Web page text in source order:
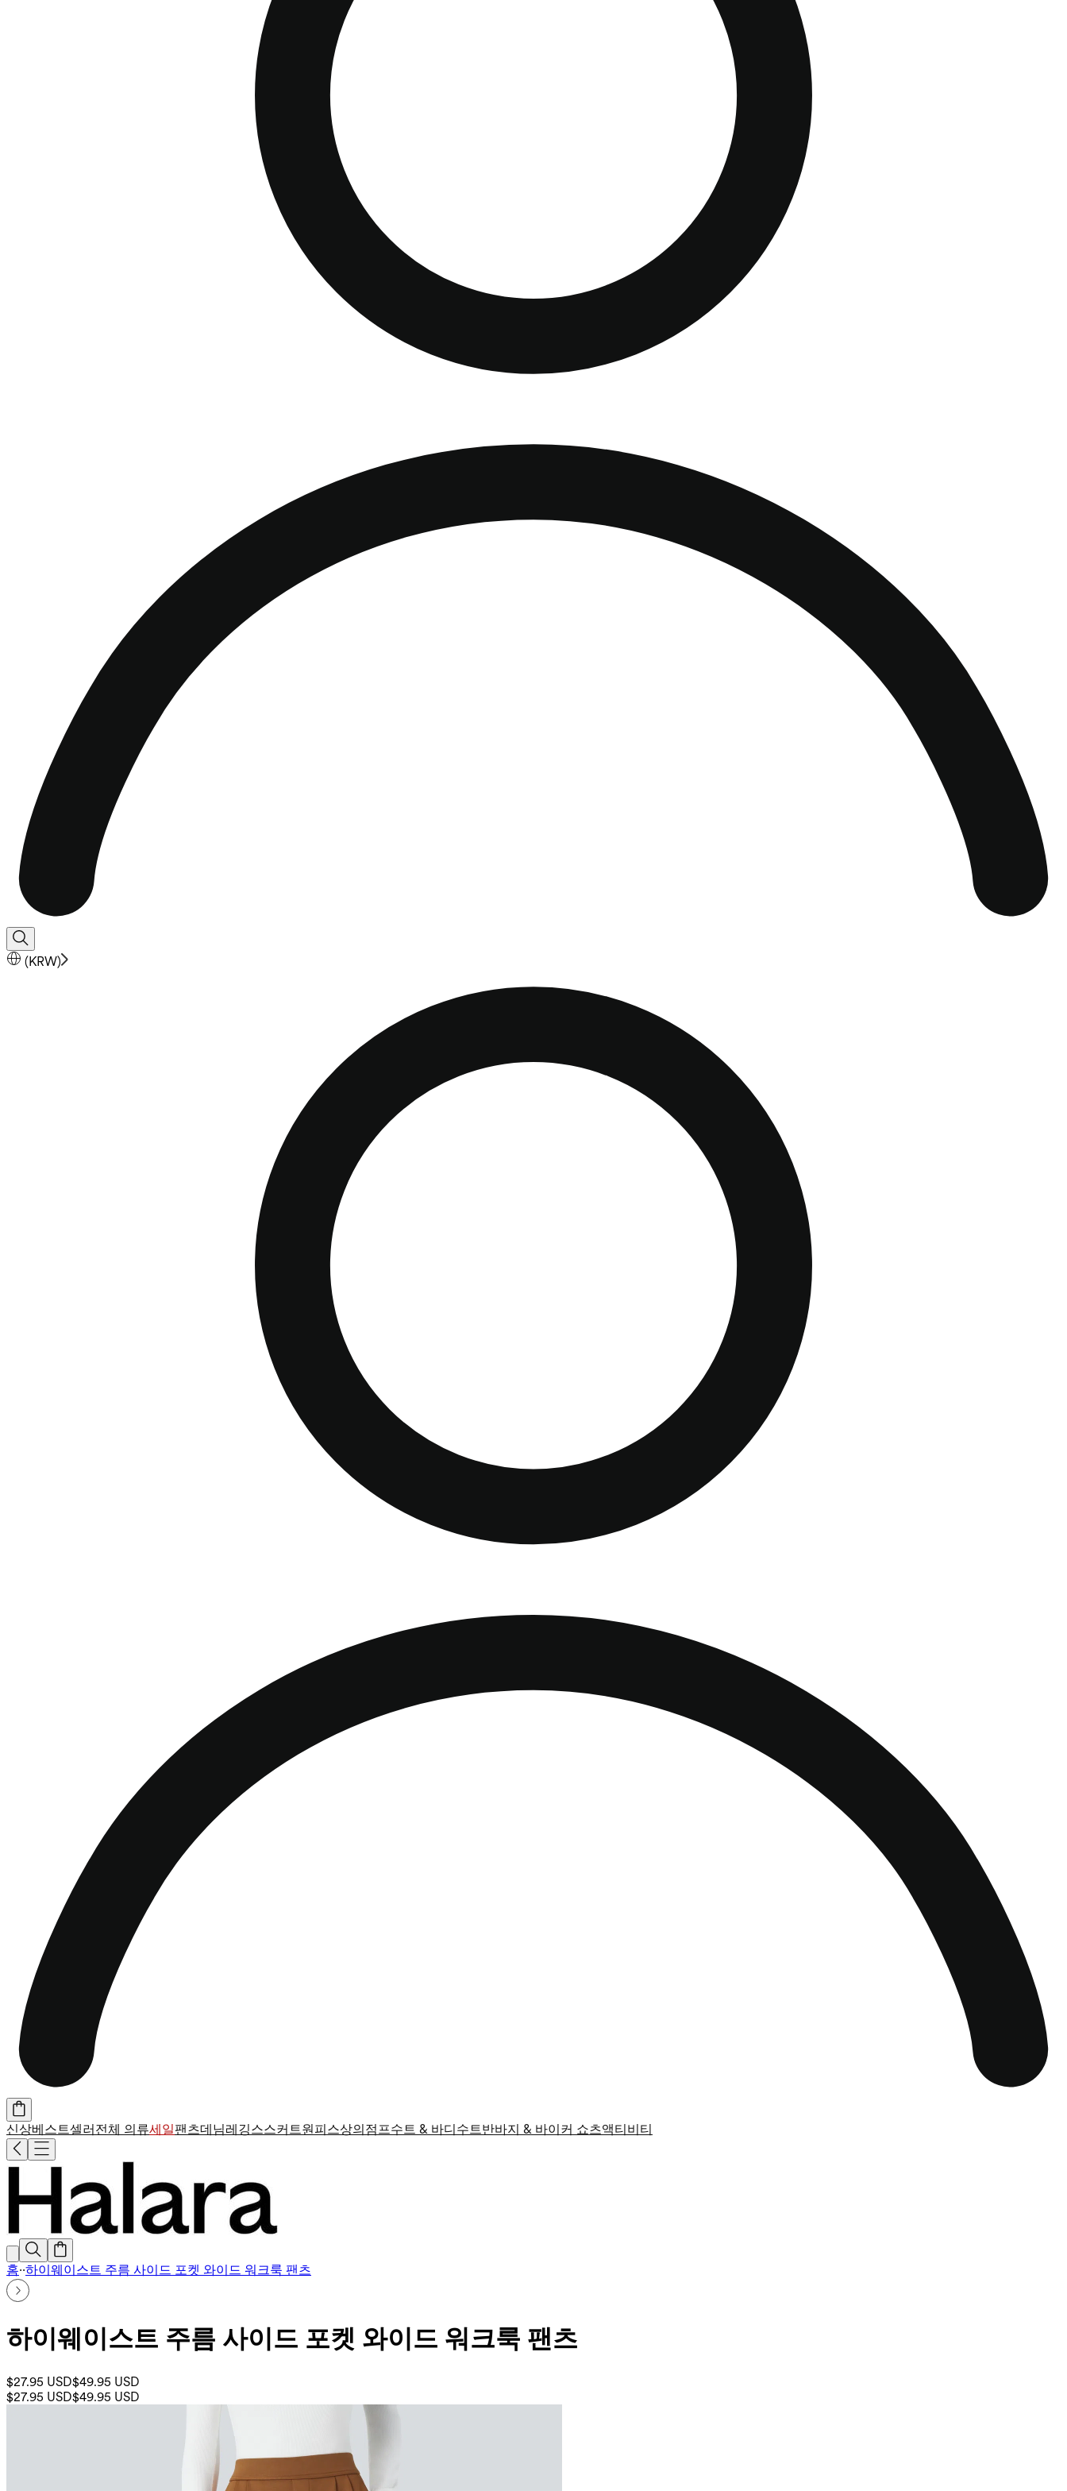
(KRW)
신상베스트셀러전체 의류세일팬츠데님레깅스스커트원피스상의점프수트 & 바디수트반바지 & 바이커 쇼츠액티비티
홈··하이웨이스트 주름 사이드 포켓 와이드 워크룩 팬츠
하이웨이스트 주름 사이드 포켓 와이드 워크룩 팬츠
$27.95 USD$49.95 USD
$27.95 USD$49.95 USD